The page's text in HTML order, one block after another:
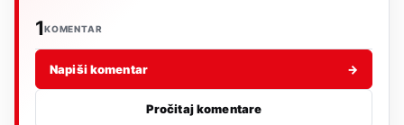
1KOMENTAR
Napiši komentar →
Pročitaj komentare